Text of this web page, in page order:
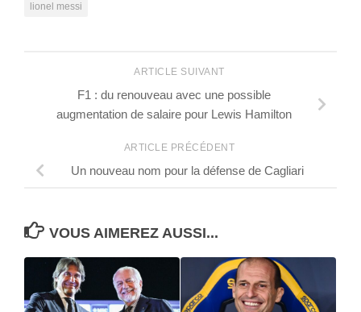
lionel messi
ARTICLE SUIVANT
F1 : du renouveau avec une possible
augmentation de salaire pour Lewis Hamilton
ARTICLE PRÉCÉDENT
Un nouveau nom pour la défense de Cagliari
VOUS AIMEREZ AUSSI...